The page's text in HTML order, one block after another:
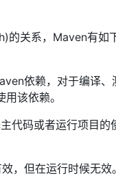
的关系，Maven有如
依赖，对于编译、
该依赖。
代码或者运行项目的
，但在运行时候无效